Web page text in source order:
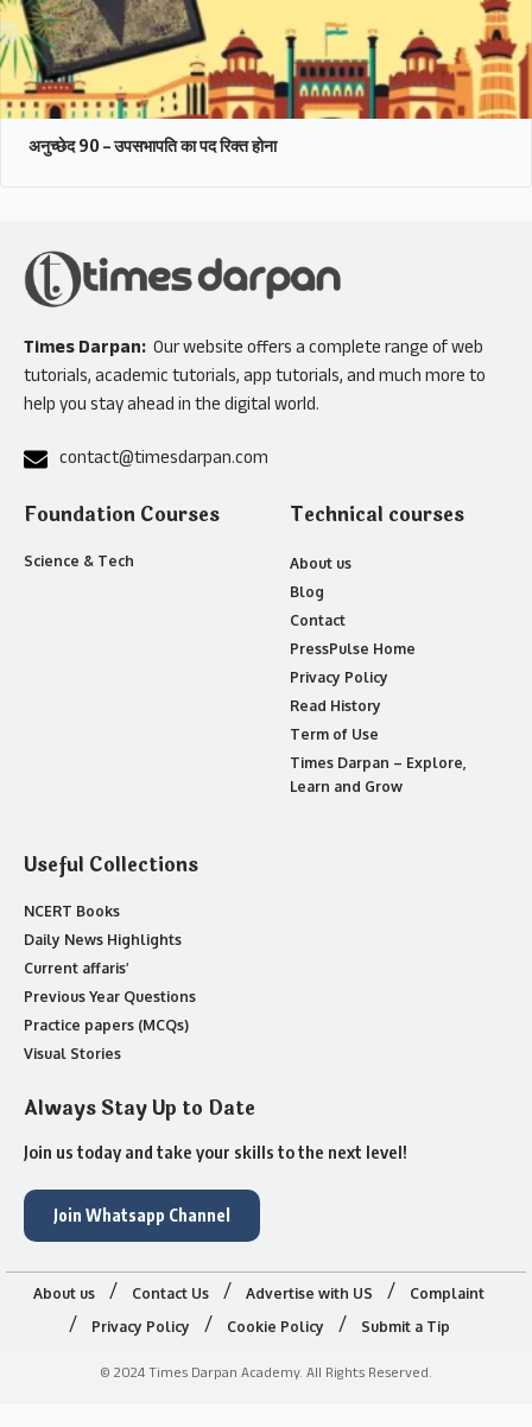
अनुच्छेद 90 – उपसभापति का पद रिक्त होना
Times Darpan: Our website offers a complete range of web
tutorials, academic tutorials, app tutorials, and much more to
help you stay ahead in the digital world.
contact@timesdarpan.com
Foundation Courses
Science & Tech
Technical courses
About us
Blog
Contact
PressPulse Home
Privacy Policy
Read History
Term of Use
Times Darpan – Explore,
Learn and Grow
Useful Collections
NCERT Books
Daily News Highlights
Current affaris’
Previous Year Questions
Practice papers (MCQs)
Visual Stories
Always Stay Up to Date
Join us today and take your skills to the next level!
Join Whatsapp Channel
About us Contact Us Advertise with US
Complaint
Privacy Policy
Cookie Policy Submit a Tip
© 2024 Times Darpan Academy. All Rights Reserved.